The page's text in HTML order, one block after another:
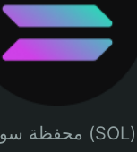
محفظة سولانا (SOL)